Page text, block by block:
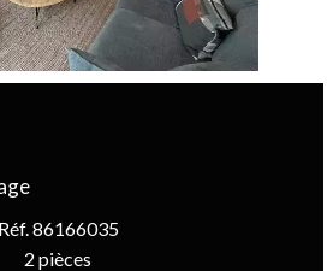
Réf. 86166035
2 pièces